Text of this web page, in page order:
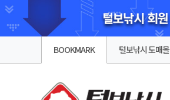
BOOKMARK 털보낚시 도매몰